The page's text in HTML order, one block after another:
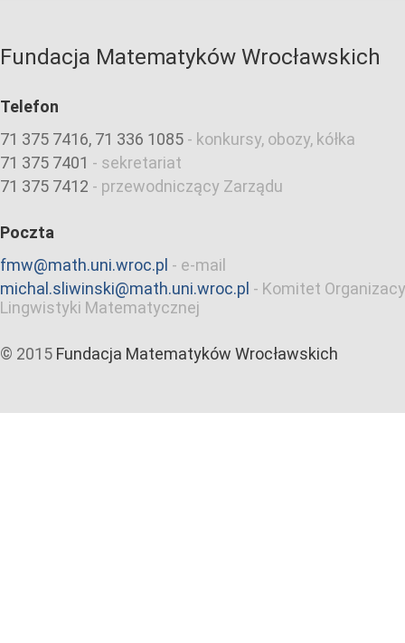
Fundacja Matematyków Wrocławskich
Telefon
71 375 7416, 71 336 1085 - konkursy, obozy, kółka
71 375 7401 - sekretariat
71 375 7412 - przewodniczący Zarządu
Poczta
fmw@math.uni.wroc.pl - e-mail
michal.sliwinski@math.uni.wroc.pl - Komitet
Lingwistyki Matematycznej
© 2015 Fundacja Matematyków Wrocławskich